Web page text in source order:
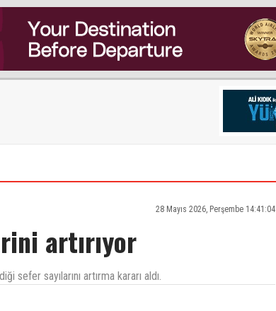
28 Mayıs 2026, Perşembe 14:41:04
artırıyor
sayılarını artırma kararı aldı.
maas arasında uçurum var